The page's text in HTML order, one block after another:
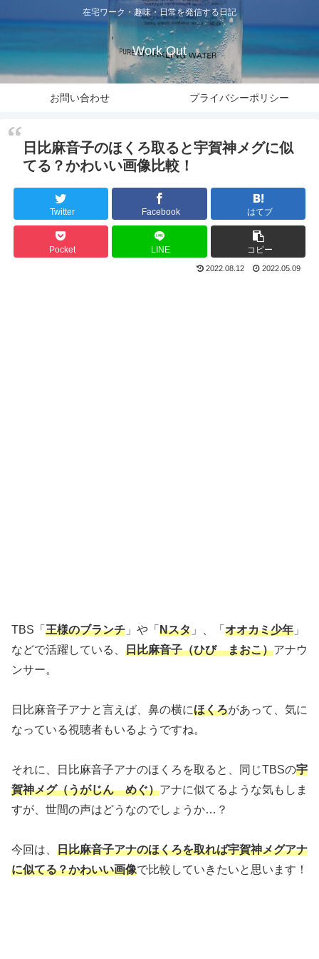
在宅ワーク・趣味・日常を発信する日記
Work Out
お問い合わせ プライバシーポリシー
日比麻音子のほくろ取ると宇賀神メグに似
てる？かわいい画像比較！
Twitter Facebook はてブ
Pocket LINE コピー
2022.08.12 2022.05.09
TBS「 王様のブランチ 」や「 Nスタ 」、「 オオカミ少年 」
などで活躍している、 日比麻音子（ひび まおこ）アナウ
ンサー。
日比麻音子アナと言えば、鼻の横にほくろがあって、気に
なっている視聴者もいるようですね。
それに、日比麻音子アナのほくろを取ると、同じTBSの宇
賀神メグ（うがじん めぐ）アナに似てるような気もしま
すが、世間の声はどうなのでしょうか…？
今回は、 日比麻音子アナのほくろを取れば宇賀神メグアナ
に似てる？かわいい画像で比較していきたいと思います！